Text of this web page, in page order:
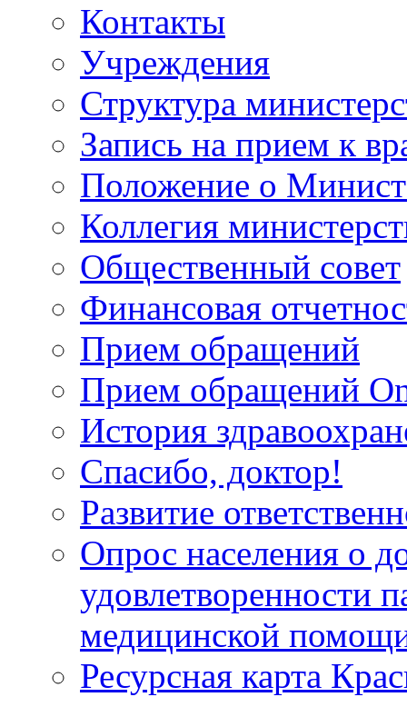
Контакты
Учреждения
Структура
Запись на прием к
Положение о
Коллегия
Общественный совет
Финансовая
Прием обращений
Прием обращений
История
Спасибо, доктор!
Развитие
Опрос населения о
удовлетворенности
медицинской
Ресурсная карта